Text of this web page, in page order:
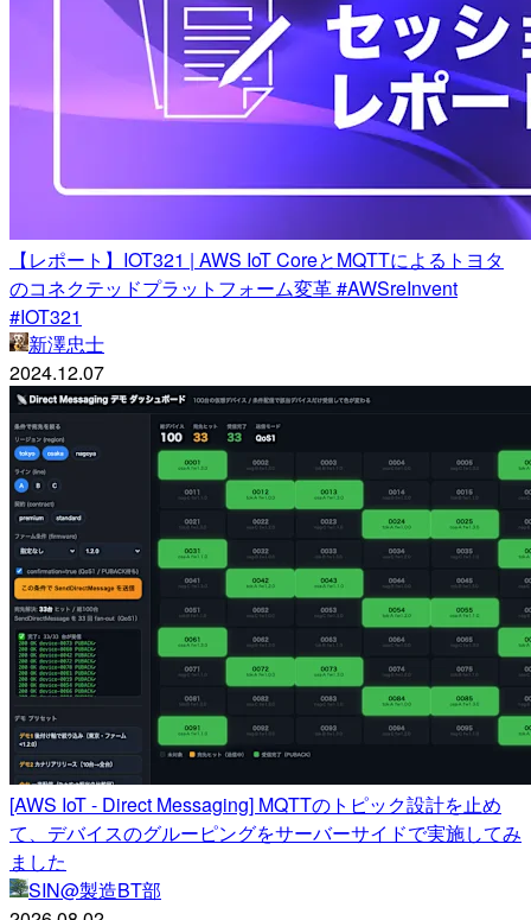
【レポート】IOT321 | AWS IoT CoreとMQTTによるトヨタ
のコネクテッドプラットフォーム変革 #AWSreInvent
#IOT321
新澤忠士
2024.12.07
[AWS IoT - Direct Messaging] MQTTのトピック設計を止め
て、デバイスのグルーピングをサーバーサイドで実施してみ
ました
SIN@製造BT部